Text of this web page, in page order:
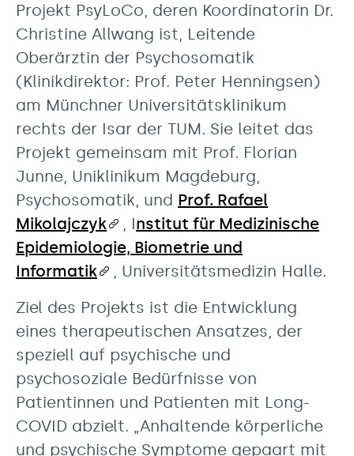
Projekt PsyLoCo, deren Koordinatorin Dr.
Christine Allwang ist, Leitende
Oberärztin der Psychosomatik
(Klinikdirektor: Prof. Peter Henningsen)
am Münchner Universitätsklinikum
rechts der Isar der TUM. Sie leitet das
Projekt gemeinsam mit Prof. Florian
Junne, Uniklinikum Magdeburg,
Psychosomatik, und Prof. Rafael
Mikolajczyk
, Institut für Medizinische
Epidemiologie, Biometrie und
Informatik
, Universitätsmedizin Halle.
Ziel des Projekts ist die Entwicklung
eines therapeutischen Ansatzes, der
speziell auf psychische und
psychosoziale Bedürfnisse von
Patientinnen und Patienten mit Long-
COVID abzielt. „Anhaltende körperliche
und psychische Symptome gepaart mit